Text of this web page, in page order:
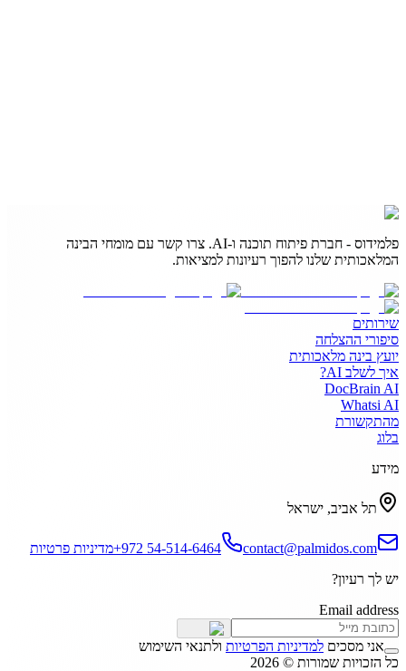
פלמידוס - חברת פיתוח תוכנה ו-AI. צרו קשר עם מומחי הבינה
המלאכותית שלנו להפוך רעיונות למציאות.
שירותים
סיפורי ההצלחה
יועץ בינה מלאכותית
איך לשלב AI?
DocBrain AI
Whatsi AI
מהתקשורת
בלוג
מידע
תל אביב, ישראל
contact@palmidos.com
+972 54-514-6464מדיניות פרטיות
יש לך רעיון?
Email address
אני מסכים למדיניות הפרטיות ולתנאי השימוש
כל הזכויות שמורות © 2026